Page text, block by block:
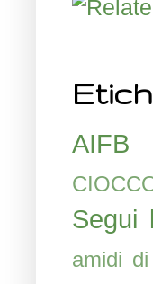
AIFB
Segui
amidi